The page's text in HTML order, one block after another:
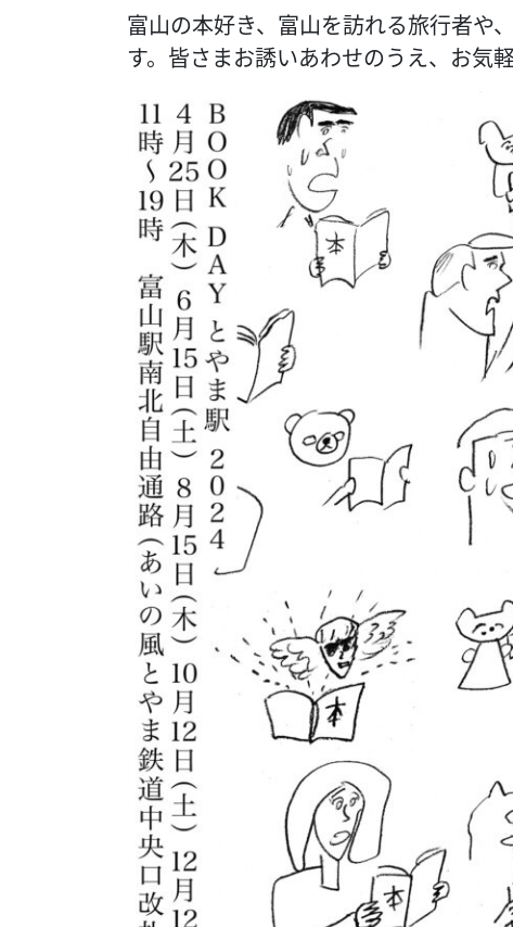
富山の本好き、富山を訪れる旅行者や
す。皆さまお誘いあわせのうえ、お気